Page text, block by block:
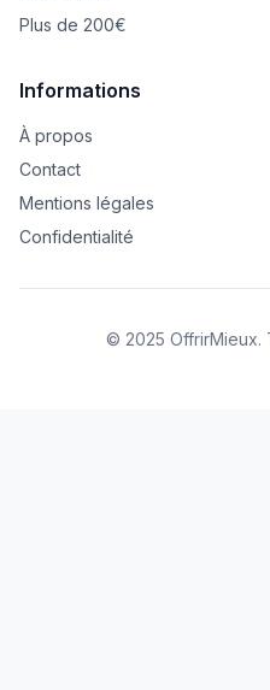
Plus de 200€
Informations
À propos
Contact
Mentions légales
Confidentialité
© 2025 OffrirMieux.